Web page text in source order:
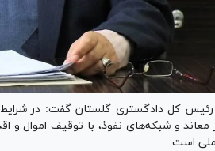
کل دادگستری گلستان گفت: در شرایط
معاند و شبکه‌های نفوذ، با توقیف اموال و
است.